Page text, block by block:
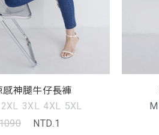
感神腿牛仔長褲
2XL 3XL 4XL 5XL
NTD.1
M